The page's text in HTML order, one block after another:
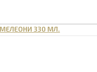
330 МЛ.